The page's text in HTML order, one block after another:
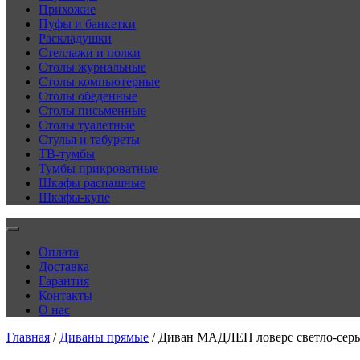
Прихожие
Пуфы и банкетки
Раскладушки
Стеллажи и полки
Столы журнальные
Столы компьютерные
Столы обеденные
Столы письменные
Столы туалетные
Стулья и табуреты
ТВ-тумбы
Тумбы прикроватные
Шкафы распашные
Шкафы-купе
Оплата
Доставка
Гарантия
Контакты
О нас
Главная / Диваны прямые / Диван МАДЛЕН ловерс светло-